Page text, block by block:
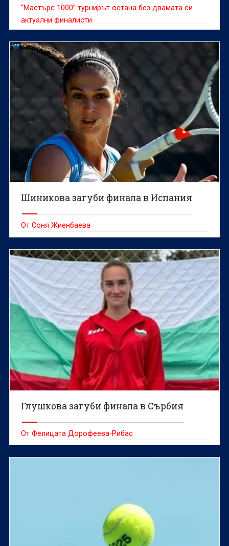
“Мастърс 1000” турнирът остана без двамата си
актуални финалисти
Шиникова загуби финала в Испания
От Соня Жиенбаева
Глушкова загуби финала в Сърбия
От Фелицата Дорофеева-Рибас